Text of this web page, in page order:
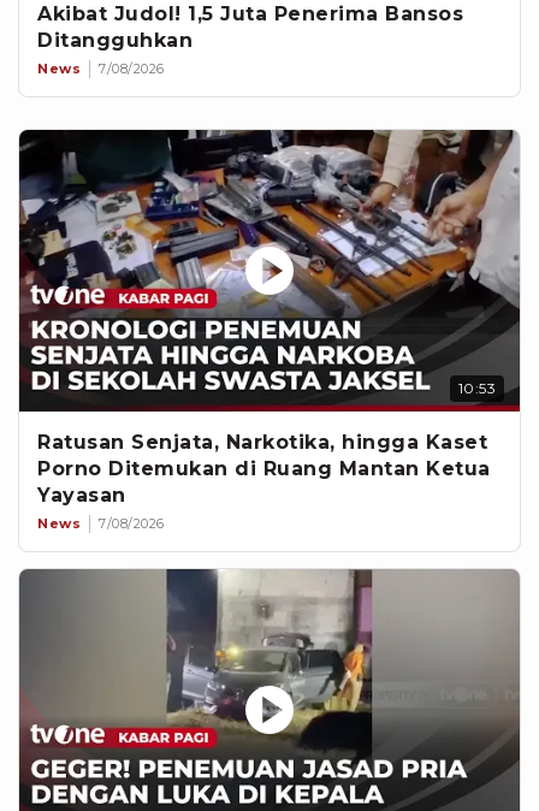
Akibat Judol! 1,5 Juta Penerima Bansos
Ditangguhkan
News 7/08/2026
10:53
Ratusan Senjata, Narkotika, hingga Kaset
Porno Ditemukan di Ruang Mantan Ketua
Yayasan
News 7/08/2026